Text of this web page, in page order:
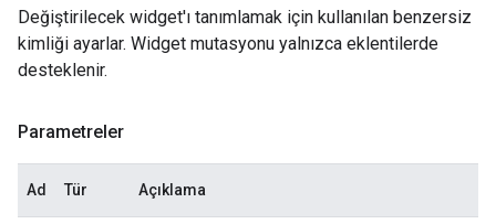
Değiştirilecek widget'ı tanımlamak için kullanılan benzersiz
kimliği ayarlar. Widget mutasyonu yalnızca eklentilerde
desteklenir.
Parametreler
Ad Tür Açıklama